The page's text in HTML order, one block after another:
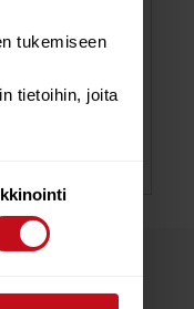
tukemiseen
tietoihin, joita